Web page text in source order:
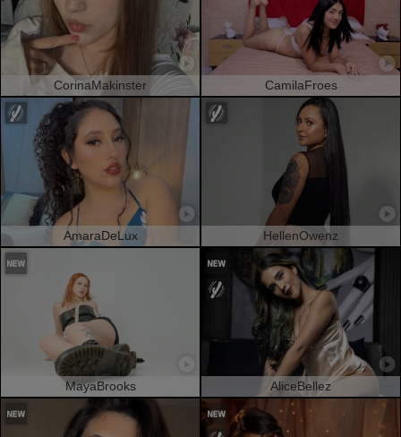
CorinaMakinster CamilaFroes
AmaraDeLux HellenOwenz
MayaBrooks AliceBellez